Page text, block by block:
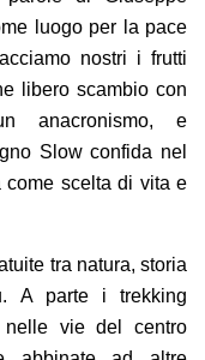
luogo per la pace
nostri i frutti
libero scambio con
anacronismo, e
Slow confida nel
scelta di vita e
tra natura, storia
. A parte i trekking
vie del centro